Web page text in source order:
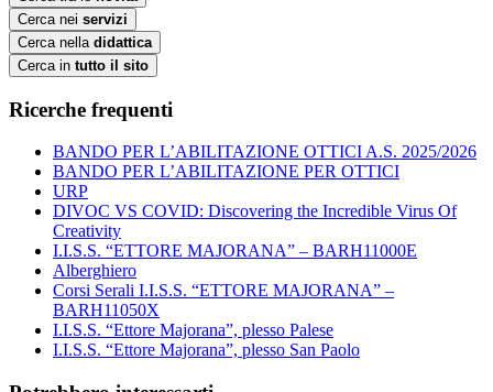
Cerca nei servizi
Cerca nella didattica
Cerca in tutto il sito
Ricerche frequenti
BANDO PER L’ABILITAZIONE OTTICI A.S. 2025/2026
BANDO PER L’ABILITAZIONE PER OTTICI
URP
DIVOC VS COVID: Discovering the Incredible Virus Of
Creativity
I.I.S.S. “ETTORE MAJORANA” – BARH11000E
Alberghiero
Corsi Serali I.I.S.S. “ETTORE MAJORANA” –
BARH11050X
I.I.S.S. “Ettore Majorana”, plesso Palese
I.I.S.S. “Ettore Majorana”, plesso San Paolo